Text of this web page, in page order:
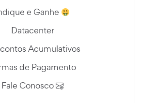
e Ganhe
Datacenter
Acumulativos
de Pagamento
Fale Conosco